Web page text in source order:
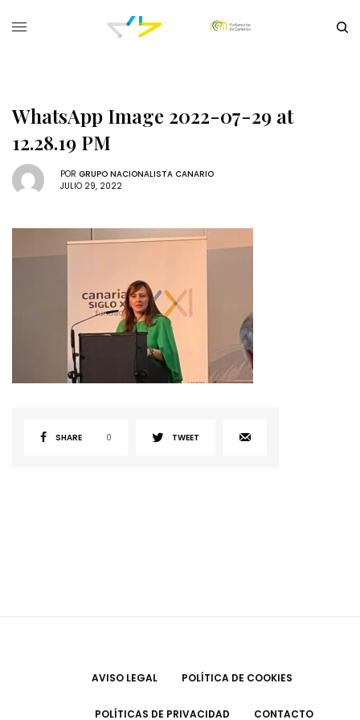
WhatsApp Image 2022-07-29 at
12.28.19 PM
POR GRUPO NACIONALISTA CANARIO
JULIO 29, 2022
SHARE 0 TWEET
AVISO LEGAL POLÍTICA DE COOKIES
POLÍTICAS DE PRIVACIDAD CONTACTO